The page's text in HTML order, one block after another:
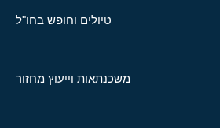
טיולים וחופש בחו"ל
משכנתאות וייעוץ מחזור